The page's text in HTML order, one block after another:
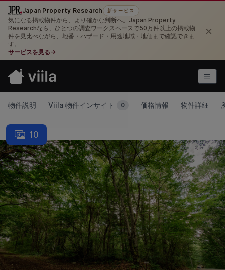
Japan Property Research 新サービス
気になる掲載物件から、より確かな判断へ。Japan Property
Researchなら、ひとつの調査ワークスペースで50万件以上の掲載物
件を見比べながら、地番・ハザード・用途地域・地価まで確認できま
す。
サービスを見る →
×
物件説明 Viila 物件インサイト 0 価格情報 物件詳細
10